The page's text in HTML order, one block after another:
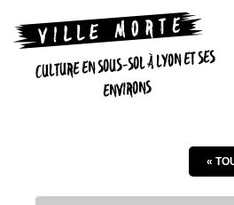
CULTURE EN SOUS-SOL À LYON ET SES
ENVIRONS
«